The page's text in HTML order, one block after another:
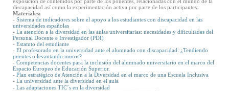
discapacidad así como la experimentación activa por parte de los participantes.
Materiales:
- Sistema de indicadores sobre el apoyo a los estudiantes con discapacidad en las
universidades españolas
- La atención a la diversidad en las aulas universitarias: necesidades y dificultades del
Personal Docente e Investigador (PDI)
- Estatuto del estudiante
- El profesorado en la universidad ante el alumnado con discapacidad: ¿Tendiendo
puentes o levantando muros?
- Competencias docentes para la inclusión del alumnado universitario en el marco del
Espacio Europeo de Educación Superior.
- Plan estratégico de Atención a la Diversidad en el marco de una Escuela Inclusiva
- La universidad ante la diversidad en el aula
- Las adaptaciones TIC´s en la diversidad